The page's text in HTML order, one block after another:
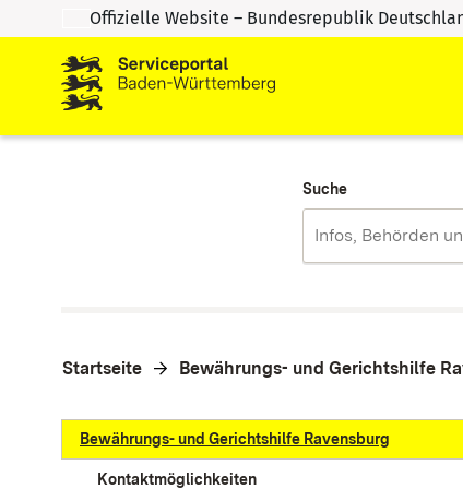
Zum Inhalt springen
Zur Suche springen
Offizielle Website – Bundesrepublik
Suche
Startseite Bewährungs- und Gerichtshilfe
Bewährungs- und Gerichtshilfe Ravensburg
Kontaktmöglichkeiten